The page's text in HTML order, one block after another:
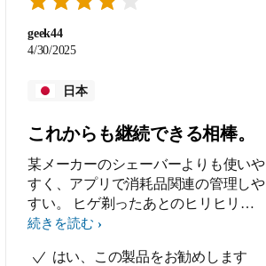
ら使用するとヒゲクズ等の残留を防げ
ると思います。 製品のフタは最後に
再び閉めてから廃棄するので捨てない
その際にはポッドも洗浄してから入れ
geek44
4/30/2025
日本
これからも継続できる相棒。
某メーカーのシェーバーよりも使いや
すく、アプリで消耗品関連の管理しや
すい。 ヒゲ剃ったあとのヒリヒリ痛
がなくてしっとり感があり有り難い。
続きを読む
はい、この製品をお勧めします